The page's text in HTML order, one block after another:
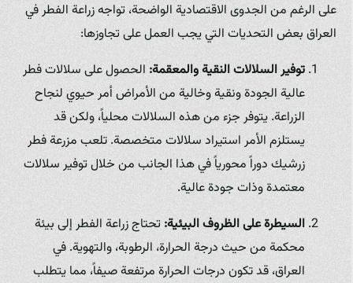
على الرغم من الجدوى الاقتصادية الواضحة، تواجه زراعة الفطر في
العراق بعض التحديات التي يجب العمل على تجاوزها:
توفير السلالات النقية والمعقمة:الحصول على سلالات فطر
عالية الجودة ونقية وخالية من الأمراض أمر حيوي لنجاح
الزراعة. يتوفر جزء من هذه السلالات محلياً، ولكن قد
يستلزم الأمر استيراد سلالات متخصصة. تلعب مزرعة فطر
زرشيك دوراً محورياً في هذا الجانب من خلال توفير سلالات
معتمدة وذات جودة عالية.
السيطرة على الظروف البيئية:تحتاج زراعة الفطر إلى بيئة
محكمة من حيث درجة الحرارة، الرطوبة، والتهوية. في
العراق، قد تكون درجات الحرارة مرتفعة صيفاً، مما يتطلب